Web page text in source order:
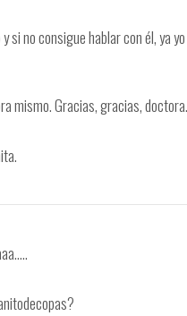
si no consigue hablar con él, ya
mismo. Gracias, gracias,